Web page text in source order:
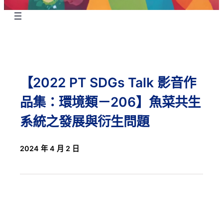
【2022 PT SDGs Talk 影音作
品集：環境類－206】魚菜共生
系統之發展與衍生問題
2024 年 4 月 2 日